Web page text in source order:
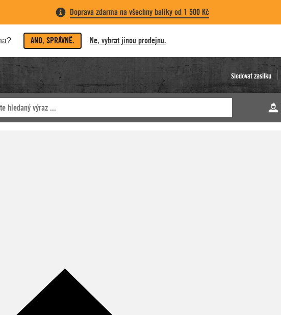
Doprava zdarma na všechny balíky od 1 500 Kč
ANO, SPRÁVNĚ. Ne, vybrat jinou prodejnu.
Sledovat zásilku